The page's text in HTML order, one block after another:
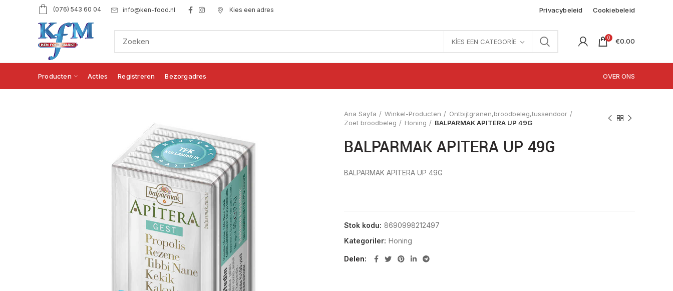
(076) 543 60 04 info@ken-food.nl Kies een adres Privacybeleid Cookiebeleid
KIES EEN CATEGORIE 0 €0.00
Producten Acties Registreren Bezorgadres OVER ONS
Ana Sayfa Winkel-Producten
Ontbijtgranen,broodbeleg,tussendoor
Zoet broodbeleg
Honing BALPARMAK APITERA UP 49G
BALPARMAK APITERA UP 49G
BALPARMAK APITERA UP 49G
Stok kodu: 8690998212497
Kategoriler: Honing
Delen